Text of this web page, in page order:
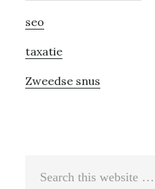
seo
taxatie
Zweedse snus